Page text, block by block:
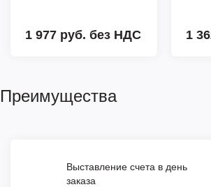
1 977 руб. без НДС 1
Преимущества
Выставление счета в день
заказа